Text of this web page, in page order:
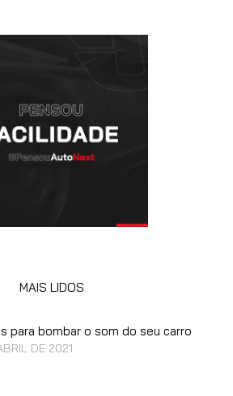
MAIS LIDOS
para bombar o som do seu carro
DE 2021